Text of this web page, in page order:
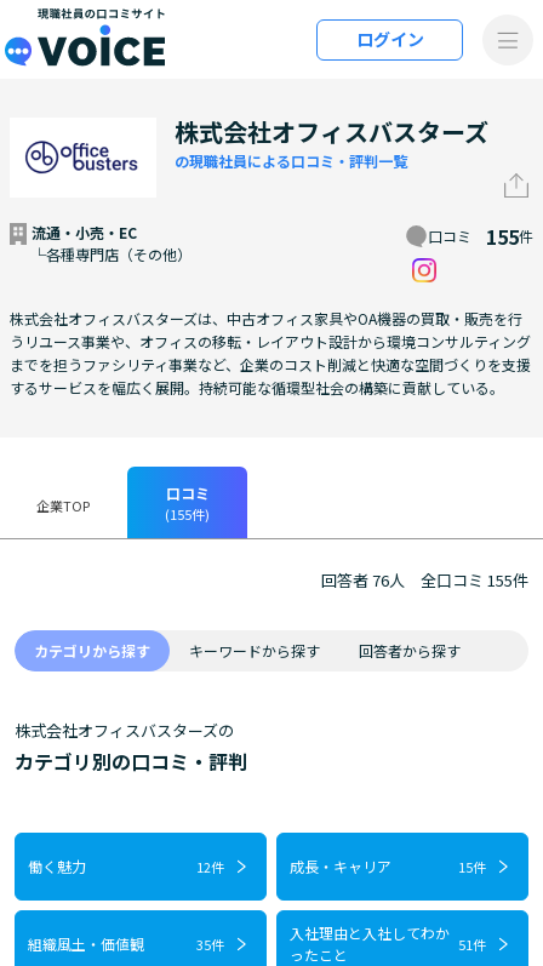
メインコンテンツにスキップ
ログイン
株式会社オフィスバスターズ
の現職社員による口コミ・評判一覧
流通・小売・EC
└各種専門店（その他）
口コミ 155件
株式会社オフィスバスターズは、中古オフィス家具やOA機器の買取・販売を行
うリユース事業や、オフィスの移転・レイアウト設計から環境コンサルティング
までを担うファシリティ事業など、企業のコスト削減と快適な空間づくりを支援
するサービスを幅広く展開。持続可能な循環型社会の構築に貢献している。
企業TOP
口コミ
(155件)
回答者 76人 全口コミ 155件
カテゴリから探す キーワードから探す 回答者から探す
株式会社オフィスバスターズの
カテゴリ別の口コミ・評判
働く魅力 12件 成長・キャリア 15件
組織風土・価値観 35件
入社理由と入社してわか
ったこと
51件